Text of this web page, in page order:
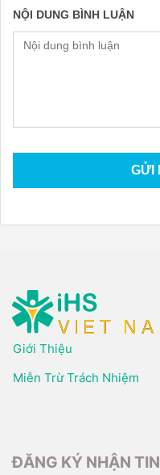
NỘI DUNG BÌNH LUẬN
Giới Thiệu
Miễn Trừ Trách Nhiệm
ĐĂNG KÝ NHẬN TIN